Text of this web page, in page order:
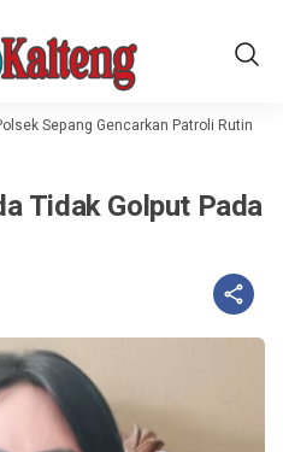
Sepang Gencarkan Patroli Rutin,
Tidak Golput Pada